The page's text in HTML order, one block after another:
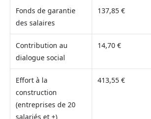
Fonds de garantie
des salaires
137,85 €
Contribution au
dialogue social
14,70 €
Effort à la
construction
(entreprises de 20
salariés et +)
413,55 €